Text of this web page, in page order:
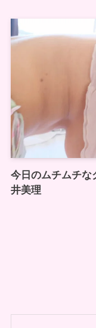
今日のムチムチ
井美理